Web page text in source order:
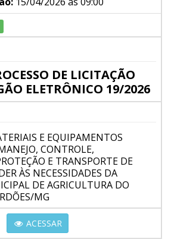
DE LICITAÇÃO
ELETRÔNICO 19/2026
E EQUIPAMENTOS
CONTROLE,
E TRANSPORTE DE
ÀS NECESSIDADES DA
DE AGRICULTURA DO
MG
ACESSAR